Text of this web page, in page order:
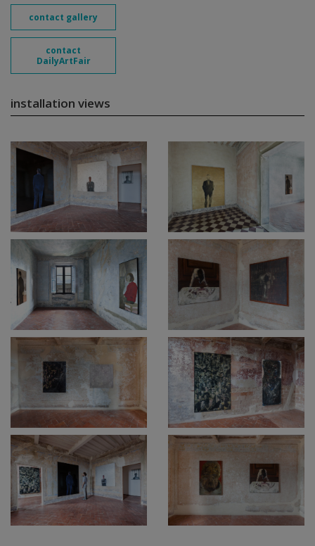
contact gallery
contact
DailyArtFair
installation views